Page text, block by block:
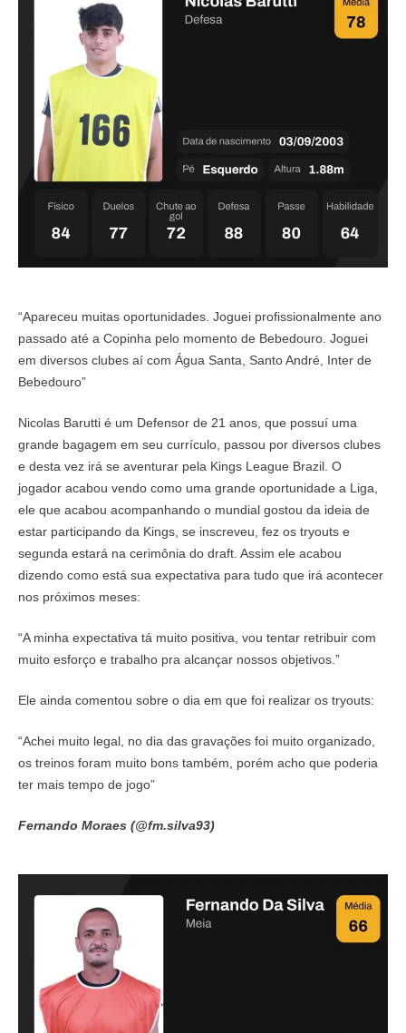
“Apareceu muitas oportunidades. Joguei profissionalmente ano
passado até a Copinha pelo momento de Bebedouro. Joguei
em diversos clubes aí com Água Santa, Santo André, Inter de
Bebedouro”
Nicolas Barutti é um Defensor de 21 anos, que possuí uma
grande bagagem em seu currículo, passou por diversos clubes
e desta vez irá se aventurar pela Kings League Brazil. O
jogador acabou vendo como uma grande oportunidade a Liga,
ele que acabou acompanhando o mundial gostou da ideia de
estar participando da Kings, se inscreveu, fez os tryouts e
segunda estará na cerimônia do draft. Assim ele acabou
dizendo como está sua expectativa para tudo que irá acontecer
nos próximos meses:
“A minha expectativa tá muito positiva, vou tentar retribuir com
muito esforço e trabalho pra alcançar nossos objetivos.”
Ele ainda comentou sobre o dia em que foi realizar os tryouts:
“Achei muito legal, no dia das gravações foi muito organizado,
os treinos foram muito bons também, porém acho que poderia
ter mais tempo de jogo”
Fernando Moraes (@fm.silva93)